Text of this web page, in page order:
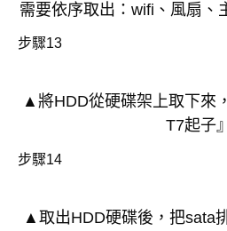
需要依序取出：wifi、風扇、
步驟13
▲將HDD從硬碟架上取下來
T7起子』
步驟14
▲取出HDD硬碟後，把sata